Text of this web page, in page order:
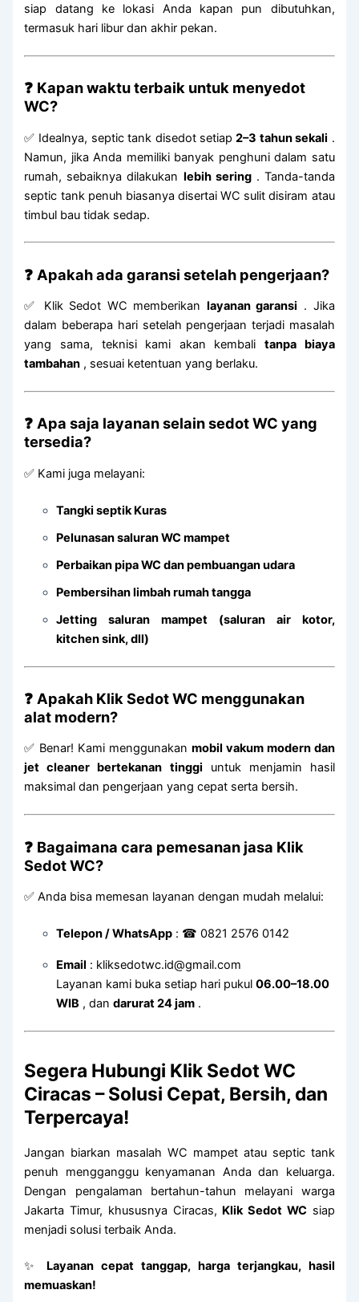
siap datang ke lokasi Anda kapan pun dibutuhkan,
termasuk hari libur dan akhir pekan.
❓ Kapan waktu terbaik untuk menyedot
WC?
✅ Idealnya, septic tank disedot setiap2–3 tahun sekali .
Namun, jika Anda memiliki banyak penghuni dalam satu
rumah, sebaiknya dilakukan lebih sering. Tanda-tanda
septic tank penuh biasanya disertai WC sulit disiram atau
timbul bau tidak sedap.
❓ Apakah ada garansi setelah pengerjaan?
✅ Klik Sedot WC memberikan layanan garansi . Jika
dalam beberapa hari setelah pengerjaan terjadi masalah
yang sama, teknisi kami akan kembali tanpa biaya
tambahan , sesuai ketentuan yang berlaku.
❓Apa saja layanan selain sedot WC yang
tersedia?
✅ Kami juga melayani:
Tangki septik Kuras
Pelunasan saluran WC mampet
Perbaikan pipa WC dan pembuangan udara
Pembersihan limbah rumah tangga
Jetting saluran mampet (saluran air kotor,
kitchen sink, dll)
❓ Apakah Klik Sedot WC menggunakan
alat modern?
✅ Benar! Kami menggunakan mobil vakum modern dan
jet cleaner bertekanan tinggi untuk menjamin hasil
maksimal dan pengerjaan yang cepat serta bersih.
❓ Bagaimana cara pemesanan jasa Klik
Sedot WC?
✅ Anda bisa memesan layanan dengan mudah melalui:
Telepon / WhatsApp : ☎ 0821 2576 0142
Email : kliksedotwc.id@gmail.com
Layanan kami buka setiap hari pukul06.00–18.00
WIB , dandarurat 24 jam .
Segera Hubungi Klik Sedot WC
Ciracas – Solusi Cepat, Bersih, dan
Terpercaya!
Jangan biarkan masalah WC mampet atau septic tank
penuh mengganggu kenyamanan Anda dan keluarga.
Dengan pengalaman bertahun-tahun melayani warga
Jakarta Timur, khususnya Ciracas, Klik Sedot WCsiap
menjadi solusi terbaik Anda.
✨ Layanan cepat tanggap, harga terjangkau, hasil
memuaskan!